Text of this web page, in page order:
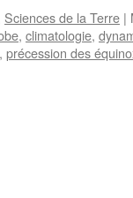
Sciences de la Terre |
, climatologie,
, précession des